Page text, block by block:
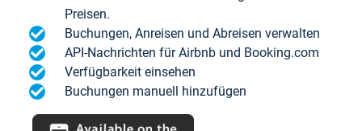
Preisen.
Buchungen, Anreisen und Abreisen verwalten
API-Nachrichten für Airbnb und Booking.com
Verfügbarkeit einsehen
Buchungen manuell hinzufügen